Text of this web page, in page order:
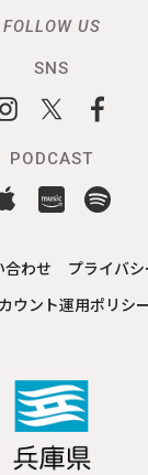
FOLLOW US
SNS
PODCAST
合わせ
プライバ
ウント運用ポリシ